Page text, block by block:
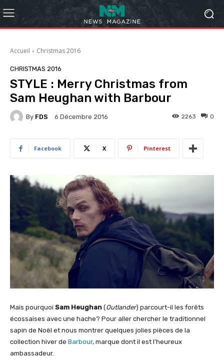
Accueil Christmas 2016
CHRISTMAS 2016
STYLE : Merry Christmas from
Sam Heughan with Barbour
By FDS 6 Décembre 2016 0
2263
Facebook X Pinterest
Mais pourquoi Sam Heughan (Outlander) parcourt-il les forêts
écossaises avec une hache? Pour aller chercher le traditionnel
sapin de Noël et nous montrer quelques jolies pièces de la
collection hiver de Barbour, marque dont il est l’heureux
ambassadeur.